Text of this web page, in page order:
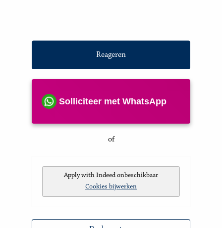
Reageren
Solliciteer met WhatsApp
of
Apply with Indeed onbeschikbaar
Cookies bijwerken